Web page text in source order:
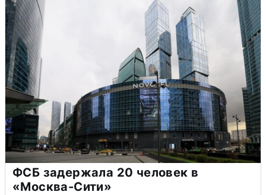
ФСБ задержала 20 человек в
«Москва-Сити»